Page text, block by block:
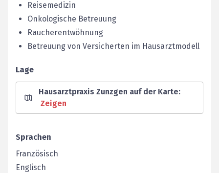
Reisemedizin
Onkologische Betreuung
Raucherentwöhnung
Betreuung von Versicherten im Hausarztmodell
Lage
Hausarztpraxis Zunzgen auf der Karte:
Zeigen
Sprachen
Französisch
Englisch